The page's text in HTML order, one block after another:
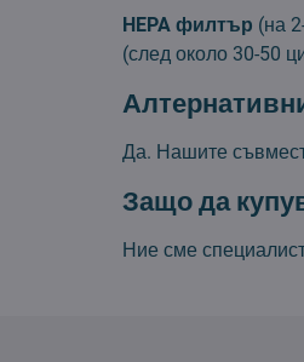
HEPA филтър (на
(след около 30-50
Да. Нашите
Защо да
Ние сме